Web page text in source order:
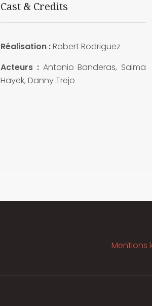
Cast & Credits
Réalisation :Robert Rodriguez
Acteurs :Antonio Banderas, Salma
Hayek, Danny Trejo
Mentions